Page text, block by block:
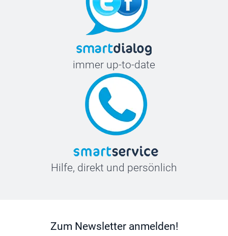
immer up-to-date
Hilfe, direkt und persönlich
Zum Newsletter anmelden!